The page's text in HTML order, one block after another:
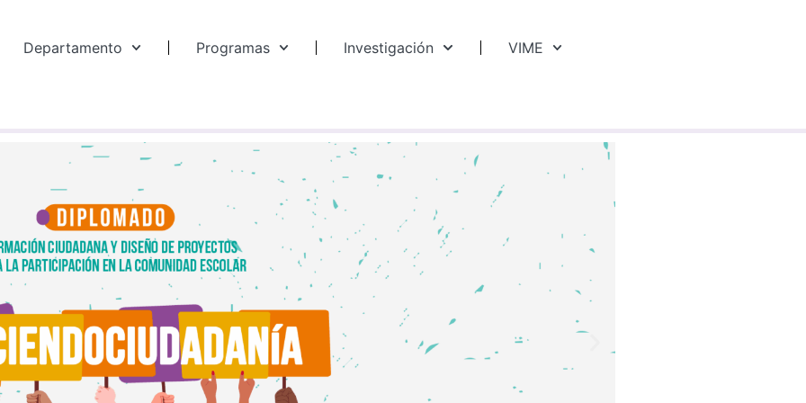
Departamento Programas Investigación VIME